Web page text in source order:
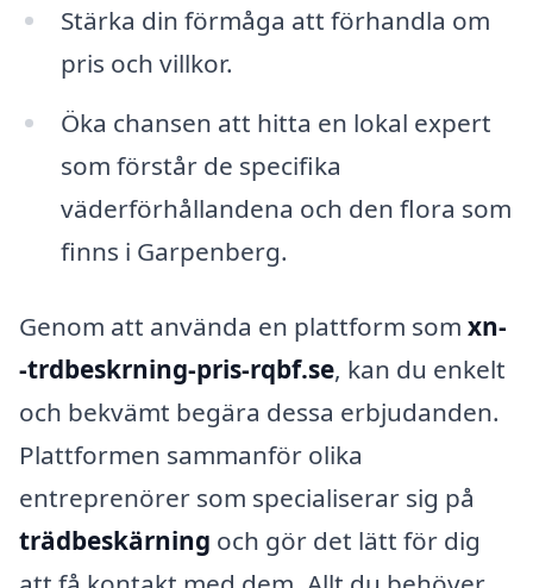
Stärka din förmåga att förhandla om
pris och villkor.
Öka chansen att hitta en lokal expert
som förstår de specifika
väderförhållandena och den flora som
finns i Garpenberg.
Genom att använda en plattform som xn-
-trdbeskrning-pris-rqbf.se, kan du enkelt
och bekvämt begära dessa erbjudanden.
Plattformen sammanför olika
entreprenörer som specialiserar sig på
trädbeskärning och gör det lätt för dig